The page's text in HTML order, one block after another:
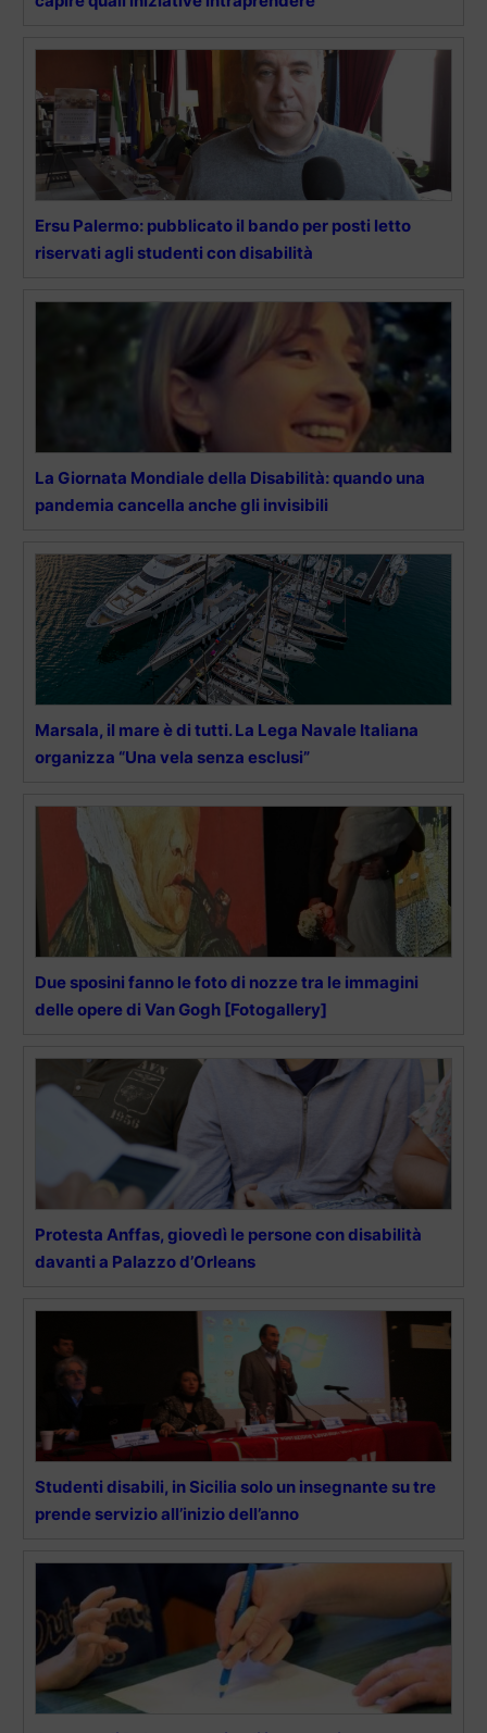
Ersu Palermo: pubblicato il bando per posti letto
riservati agli studenti con disabilità
La Giornata Mondiale della Disabilità: quando una
pandemia cancella anche gli invisibili
Marsala, il mare è di tutti. La Lega Navale Italiana
organizza “Una vela senza esclusi”
Due sposini fanno le foto di nozze tra le immagini
delle opere di Van Gogh [Fotogallery]
Protesta Anffas, giovedì le persone con disabilità
davanti a Palazzo d’Orleans
Studenti disabili, in Sicilia solo un insegnante su tre
prende servizio all’inizio dell’anno